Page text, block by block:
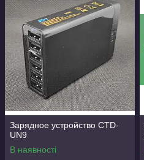
Зарядное устройство CTD-
UN9
В наявності